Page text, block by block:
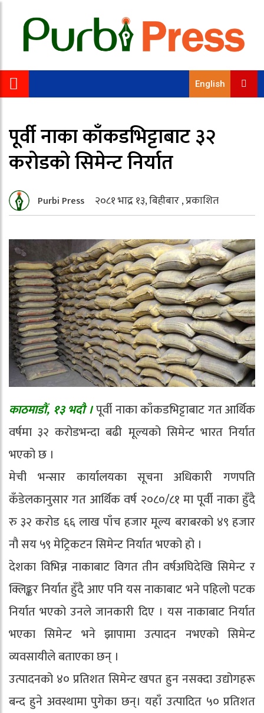
English
पूर्वी नाका काँकडभिट्टाबाट ३२
करोडको सिमेन्ट निर्यात
Purbi Press २०८१ भाद्र १३, बिहीबार , प्रकाशित
काठमाडौं, १३ भदौ ।पूर्वी नाका काँकडभिट्टाबाट गत आर्थिक
वर्षमा ३२ करोडभन्दा बढी मूल्यको सिमेन्ट भारत निर्यात
भएको छ ।
मेची भन्सार कार्यालयका सूचना अधिकारी गणपति
कँडेलकानुसार गत आर्थिक वर्ष २०८०/८१ मा पूर्वी नाका हुँदै
रु ३२ करोड ६६ लाख पाँच हजार मूल्य बराबरको ४९ हजार
नौ सय ५९ मेट्रिकटन सिमेन्ट निर्यात भएको हो ।
देशका विभिन्न नाकाबाट विगत तीन वर्षअघिदेखि सिमेन्ट र
क्लिङ्कर निर्यात हुँदै आए पनि यस नाकाबाट भने पहिलो पटक
निर्यात भएको उनले जानकारी दिए । यस नाकाबाट निर्यात
भएका सिमेन्ट भने झापामा उत्पादन नभएको सिमेन्ट
व्यवसायीले बताएका छन् ।
उत्पादनको ४० प्रतिशत सिमेन्ट खपत हुन नसक्दा उद्योगहरू
बन्द हुने अवस्थामा पुगेका छन्। यहाँ उत्पादित ५० प्रतिशत